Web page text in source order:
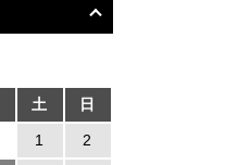
土 日
1 2